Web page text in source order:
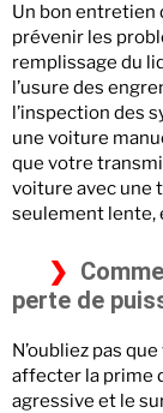
Un bon entretien
prévenir les
remplissage du
l’usure des
l’inspection des
une voiture
que votre
voiture avec une
seulement lente,
perte de
N’oubliez pas
affecter la prime
agressive et le